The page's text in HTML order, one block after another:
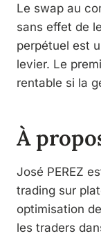
Le swap au
sans effet de
perpétuel est
levier. Le
rentable si la
À
José PEREZ
trading sur
optimisation
les traders